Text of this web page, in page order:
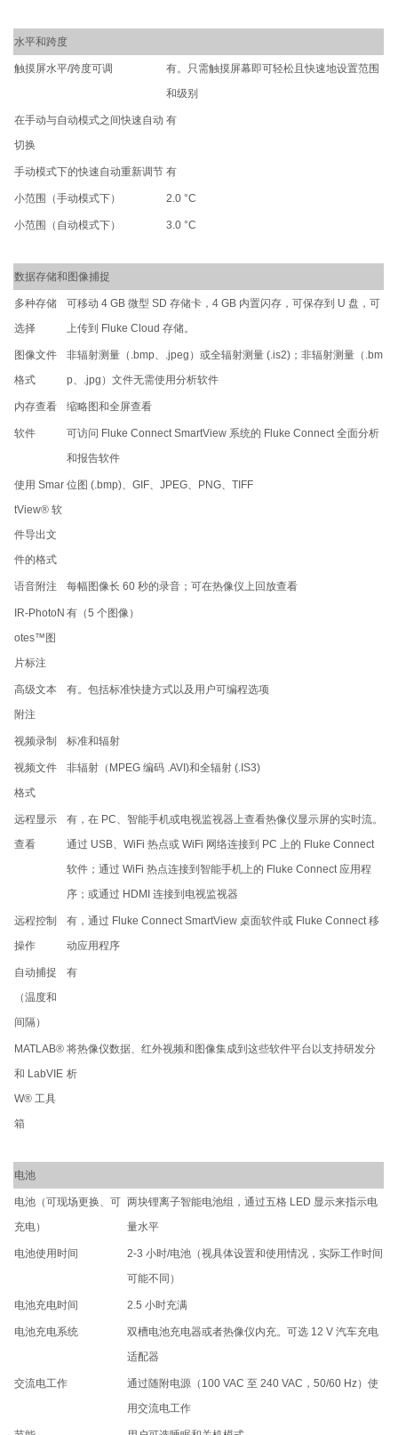
水平和跨度
触摸屏水平/跨度可调
有。只需触摸屏幕即可轻松且快速地设置范围
和级别
在手动与自动模式之间快速自动
切换
有
手动模式下的快速自动重新调节 有
小范围（手动模式下） 2.0 °C
小范围（自动模式下） 3.0 °C
数据存储和图像捕捉
多种存储
选择
可移动 4 GB 微型 SD 存储卡，4 GB 内置闪存，可保存到 U 盘，可
上传到 Fluke Cloud 存储。
图像文件
格式
非辐射测量（.bmp、.jpeg）或全辐射测量 (.is2)；非辐射测量（.bm
p、.jpg）文件无需使用分析软件
内存查看 缩略图和全屏查看
软件
可访问 Fluke Connect SmartView 系统的 Fluke Connect 全面分析
和报告软件
使用 Smar
tView® 软
件导出文
件的格式
位图 (.bmp)、GIF、JPEG、PNG、TIFF
语音附注 每幅图像长 60 秒的录音；可在热像仪上回放查看
IR-PhotoN
otes™图
片标注
有（5 个图像）
高级文本
附注
有。包括标准快捷方式以及用户可编程选项
视频录制 标准和辐射
视频文件
格式
非辐射（MPEG 编码 .AVI)和全辐射 (.IS3)
远程显示
查看
有，在 PC、智能手机或电视监视器上查看热像仪显示屏的实时流。
通过 USB、WiFi 热点或 WiFi 网络连接到 PC 上的 Fluke Connect
软件；通过 WiFi 热点连接到智能手机上的 Fluke Connect 应用程
序；或通过 HDMI 连接到电视监视器
远程控制
操作
有，通过 Fluke Connect SmartView 桌面软件或 Fluke Connect 移
动应用程序
自动捕捉
（温度和
间隔）
有
MATLAB®
和 LabVIE
W® 工具
箱
将热像仪数据、红外视频和图像集成到这些软件平台以支持研发分
析
电池
电池（可现场更换、可
充电）
两块锂离子智能电池组，通过五格 LED 显示来指示电
量水平
电池使用时间
2-3 小时/电池（视具体设置和使用情况，实际工作时间
可能不同）
电池充电时间 2.5 小时充满
电池充电系统
双槽电池充电器或者热像仪内充。可选 12 V 汽车充电
适配器
交流电工作
通过随附电源（100 VAC 至 240 VAC，50/60 Hz）使
用交流电工作